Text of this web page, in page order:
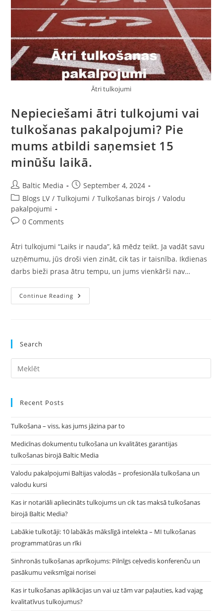
Ātri tulkojumi
Nepieciešami ātri tulkojumi vai
tulkošanas pakalpojumi? Pie
mums atbildi saņemsiet 15
minūšu laikā.
Post
author:
Baltic Media
Post
published:
September 4, 2024
Post
category:
Blogs LV / Tulkojumi / Tulkošanas birojs / Valodu
pakalpojumi
Post0 Comments
Ātri tulkojumi “Laiks ir nauda”, kā mēdz teikt. Ja vadāt savu
uzņēmumu, jūs droši vien zināt, cik tas ir taisnība. Ikdienas
darbs bieži prasa ātru tempu, un jums vienkārši nav…
Continue Reading Nepieciešami
Ātri
Saņemsiet
Laikā.
Search
Recent Posts
Tulkošana – viss, kas jums jāzina par to
Medicīnas dokumentu tulkošana un kvalitātes garantijas
tulkošanas birojā Baltic Media
Valodu pakalpojumi Baltijas valodās – profesionāla tulkošana un
valodu kursi
Kas ir notariāli apliecināts tulkojums un cik tas maksā tulkošanas
birojā Baltic Media?
Labākie tulkotāji: 10 labākās mākslīgā intelekta – MI tulkošanas
programmatūras un rīki
Sinhronās tulkošanas aprīkojums: Pilnīgs ceļvedis konferenču un
pasākumu veiksmīgai norisei
Kas ir tulkošanas aplikācijas un vai uz tām var paļauties, kad vajag
kvalitatīvus tulkojumus?